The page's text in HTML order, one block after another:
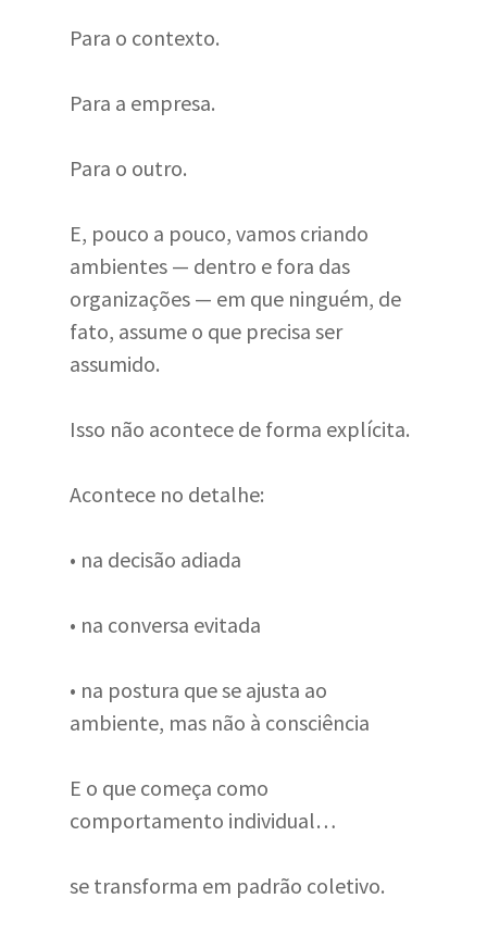
Para o contexto.
Para a empresa.
Para o outro.
E, pouco a pouco, vamos criando
ambientes — dentro e fora das
organizações — em que ninguém, de
fato, assume o que precisa ser
assumido.
Isso não acontece de forma explícita.
Acontece no detalhe:
• na decisão adiada
• na conversa evitada
• na postura que se ajusta ao
ambiente, mas não à consciência
E o que começa como
comportamento individual…
se transforma em padrão coletivo.